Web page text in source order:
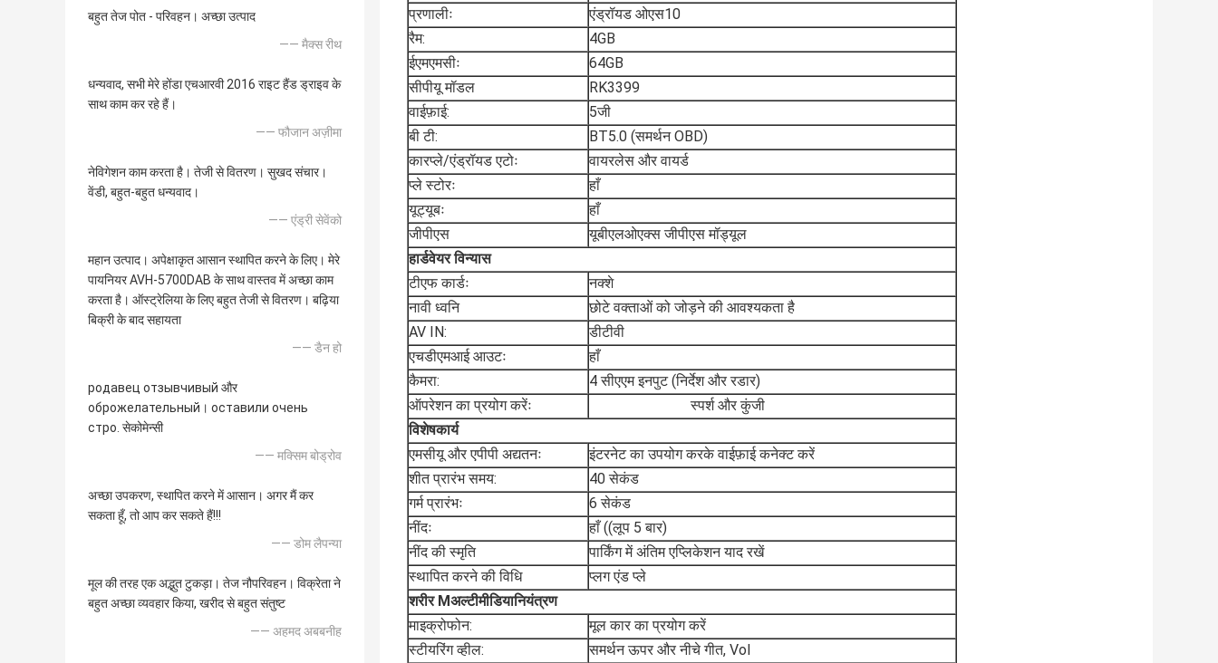
बहुत तेज पोत - परिवहन। अच्छा उत्पाद
—— मैक्स रीथ
धन्यवाद, सभी मेरे होंडा एचआरवी 2016 राइट हैंड ड्राइव के
साथ काम कर रहे हैं।
—— फौजान अज़ीमा
नेविगेशन काम करता है। तेजी से वितरण। सुखद संचार।
वेंडी, बहुत-बहुत धन्यवाद।
—— एंड्री सेवेंको
महान उत्पाद। अपेक्षाकृत आसान स्थापित करने के लिए। मेरे
पायनियर AVH-5700DAB के साथ वास्तव में अच्छा काम
करता है। ऑस्ट्रेलिया के लिए बहुत तेजी से वितरण। बढ़िया
बिक्री के बाद सहायता
—— डैन हो
родавец отзывчивый और
оброжелательный। оставили очень
стро. सेकोमेन्सी
—— मक्सिम बोड्रोव
अच्छा उपकरण, स्थापित करने में आसान। अगर मैं कर
सकता हूँ, तो आप कर सकते हैं!!!
—— डोम लैपन्या
मूल की तरह एक अद्भुत टुकड़ा। तेज नौपरिवहन। विक्रेता ने
बहुत अच्छा व्यवहार किया, खरीद से बहुत संतुष्ट
—— अहमद अबबनीह
प्रणालीः
एंड्रॉयड ओएस10
रैम:
4GB
ईएमएमसीः
64GB
सीपीयू मॉडल
RK3399
वाईफ़ाई:
5जी
बी टी:
BT5.0 (समर्थन OBD)
कारप्ले/एंड्रॉयड एटोः
वायरलेस और वायर्ड
प्ले स्टोरः
हाँ
यूट्यूबः
हाँ
जीपीएस
यूबीएलओएक्स जीपीएस मॉड्यूल
हार्डवेयर विन्यास
टीएफ कार्डः
नक्शे
नावी ध्वनि
छोटे वक्ताओं को जोड़ने की आवश्यकता है
AV IN:
डीटीवी
एचडीएमआई आउटः
हाँ
कैमरा:
4 सीएएम इनपुट (निर्देश और रडार)
ऑपरेशन का प्रयोग करेंः
स्पर्श और कुंजी
विशेषकार्य
एमसीयू और एपीपी अद्यतनः
इंटरनेट का उपयोग करके वाईफ़ाई कनेक्ट करें
शीत प्रारंभ समय:
40 सेकंड
गर्म प्रारंभः
6 सेकंड
नींदः
हाँ ((लूप 5 बार)
नींद की स्मृति
पार्किंग में अंतिम एप्लिकेशन याद रखें
स्थापित करने की विधि
प्लग एंड प्ले
शरीर Mअल्टीमीडियानियंत्रण
माइक्रोफोन:
मूल कार का प्रयोग करें
स्टीयरिंग व्हील:
समर्थन ऊपर और नीचे गीत, Vol